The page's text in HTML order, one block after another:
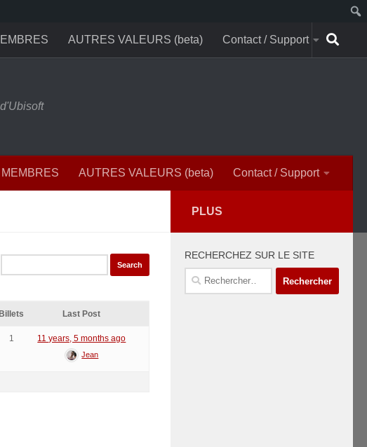
AUTRES VALEURS (beta) Contact / Support
MEMBRES AUTRES VALEURS (beta) Contact / Support
Billets Last Post
1 11 years, 5 months ago
Jean
PLUS
RECHERCHEZ SUR LE SITE
Rechercher :